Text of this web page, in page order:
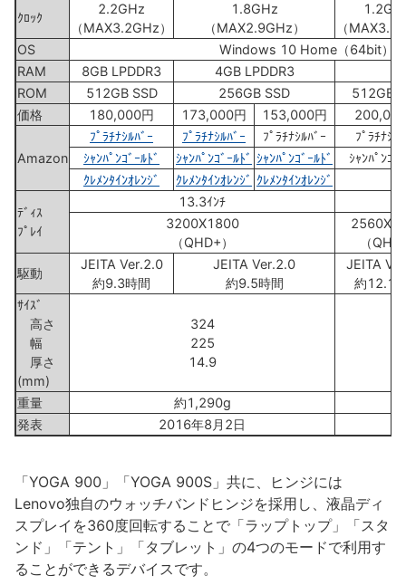
ｸﾛｯｸ
2.2GHz
（MAX3.2GHz）
1.8GHz
（MAX2.9GHz）
（
OS
Windows 10 Home（64bit）
RAM
8GB LPDDR3 4GB LPDDR3
ROM
512GB SSD 256GB SSD
512GB
価格
180,000円 173,000円 153,000円
Amazon
ﾌﾟﾗﾁﾅｼﾙﾊﾞｰ ﾌﾟﾗﾁﾅｼﾙﾊﾞｰ ﾌﾟﾗﾁﾅｼﾙﾊﾞｰ
ﾌﾟﾗﾁﾅｼﾙ
ｼｬﾝﾊﾟﾝｺﾞｰﾙﾄﾞ
ｼｬﾝﾊﾟﾝｺﾞｰﾙﾄﾞ ｼｬﾝﾊﾟﾝｺﾞｰﾙﾄﾞ
ｼｬﾝﾊﾟﾝｺﾞ
ｸﾚﾒﾝﾀｲﾝｵﾚﾝｼﾞ
ｸﾚﾒﾝﾀｲﾝｵﾚﾝｼﾞ ｸﾚﾒﾝﾀｲﾝｵﾚﾝｼﾞ
ﾃﾞｨｽ
ﾌﾟﾚｲ
13.3ｲﾝﾁ
3200X1800
（QHD+）
（QHD
駆動
JEITA Ver.2.0
約9.3時間
JEITA Ver.2.0
約9.5時間
JEITA
約12.1
ｻｲｽﾞ
高さ
幅
厚さ
(mm)
324
225
14.9
重量
約1,290g
発表
2016年8月2日
「YOGA 900」「YOGA 900S」共に、ヒンジには
Lenovo独自のウォッチバンドヒンジを採用し、液晶ディ
スプレイを360度回転することで「ラップトップ」「スタ
ンド」「テント」「タブレット」の4つのモードで利用す
ることができるデバイスです。